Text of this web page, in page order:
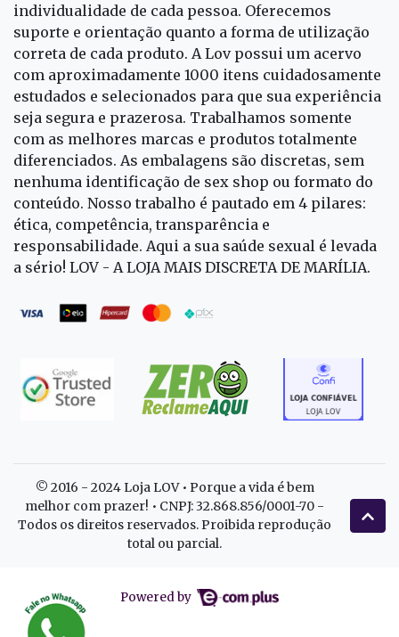
individualidade de cada pessoa. Oferecemos
suporte e orientação quanto a forma de utilização
correta de cada produto. A Lov possui um acervo
com aproximadamente 1000 itens cuidadosamente
estudados e selecionados para que sua experiência
seja segura e prazerosa. Trabalhamos somente
com as melhores marcas e produtos totalmente
diferenciados. As embalagens são discretas, sem
nenhuma identificação de sex shop ou formato do
conteúdo. Nosso trabalho é pautado em 4 pilares:
ética, competência, transparência e
responsabilidade. Aqui a sua saúde sexual é levada
a sério! LOV - A LOJA MAIS DISCRETA DE MARÍLIA.
© 2016 - 2024 Loja LOV • Porque a vida é bem
melhor com prazer! • CNPJ: 32.868.856/0001-70 -
Todos os direitos reservados. Proibida reprodução
total ou parcial.
Powered by